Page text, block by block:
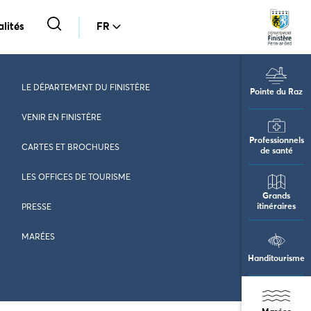
FR
Pointe du Raz
Professionnels
de santé
Grands
itinéraires
Handitourisme
LE DÉPARTEMENT DU FINISTÈRE
VENIR EN FINISTÈRE
CARTES ET BROCHURES
LES OFFICES DE TOURISME
PRESSE
MARÉES